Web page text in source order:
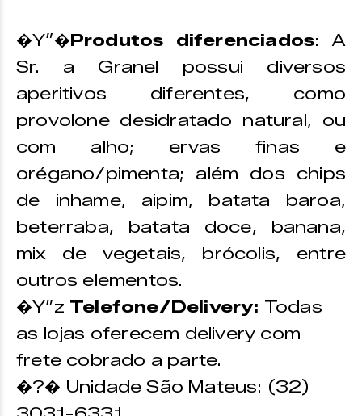
�Y”�Produtos diferenciados: A
Sr. a Granel possui diversos
aperitivos diferentes, como
provolone desidratado natural, ou
com alho; ervas finas e
orégano/pimenta; além dos chips
de inhame, aipim, batata baroa,
beterraba, batata doce, banana,
mix de vegetais, brócolis, entre
outros elementos.
�Y”z Telefone/Delivery: Todas
as lojas oferecem delivery com
frete cobrado a parte.
�?� Unidade São Mateus: (32)